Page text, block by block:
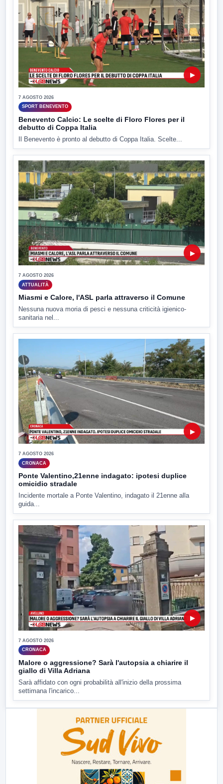
▶
7 AGOSTO 2026
SPORT BENEVENTO
Benevento Calcio: Le scelte di Floro Flores per il
debutto di Coppa Italia
Il Benevento è pronto al debutto di Coppa Italia. Scelte...
▶
7 AGOSTO 2026
ATTUALITÀ
Miasmi e Calore, l'ASL parla attraverso il Comune
Nessuna nuova moria di pesci e nessuna criticità igienico-
sanitaria nel...
▶
7 AGOSTO 2026
CRONACA
Ponte Valentino,21enne indagato: ipotesi duplice
omicidio stradale
Incidente mortale a Ponte Valentino, indagato il 21enne alla
guida...
▶
7 AGOSTO 2026
CRONACA
Malore o aggressione? Sarà l'autopsia a chiarire il
giallo di Villa Adriana
Sarà affidato con ogni probabilità all'inizio della prossima
settimana l'incarico...